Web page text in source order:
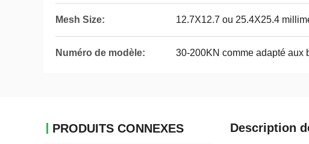
Mesh Size: 12.7X12.7 ou 25.4X25.4
Numéro de modèle: 30-200KN comme adapté aux
PRODUITS CONNEXES Description